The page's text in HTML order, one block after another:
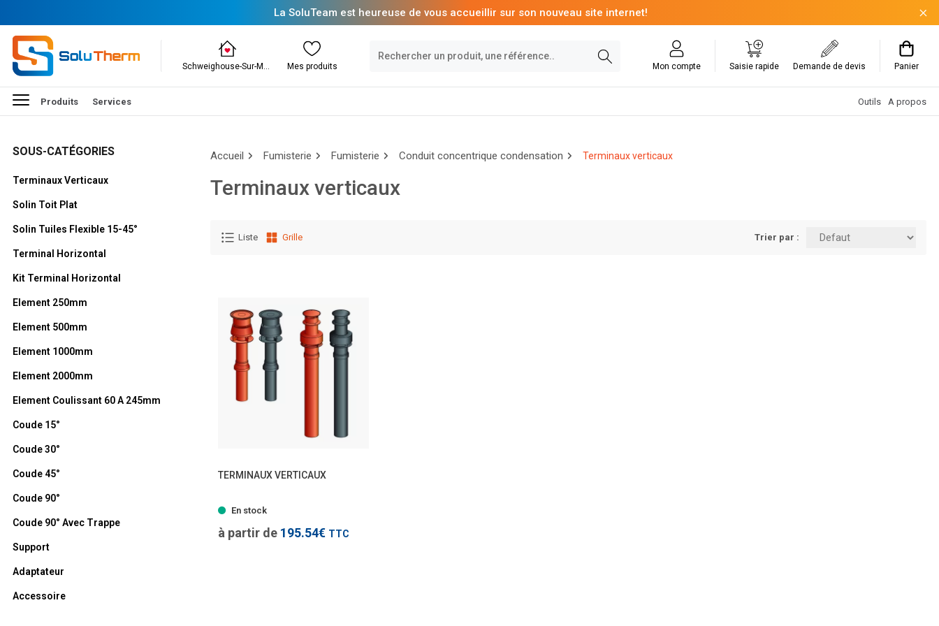
La SoluTeam est heureuse de vous accueillir sur son nouveau site internet!
Schweighouse-Sur-Moder Mes produits Mon compte Saisie rapide Demande de devis Panier
Produits Services Outils A propos
SOUS-CATÉGORIES
Terminaux Verticaux
Solin Toit Plat
Solin Tuiles Flexible 15-45°
Terminal Horizontal
Kit Terminal Horizontal
Element 250mm
Element 500mm
Element 1000mm
Element 2000mm
Element Coulissant 60 A 245mm
Coude 15°
Coude 30°
Coude 45°
Coude 90°
Coude 90° Avec Trappe
Support
Adaptateur
Accessoire
Accueil Fumisterie Fumisterie Conduit concentrique condensation Terminaux verticaux
Terminaux verticaux
Liste Grille Trier par :
TERMINAUX VERTICAUX
En stock
à partir de 195.54€ TTC